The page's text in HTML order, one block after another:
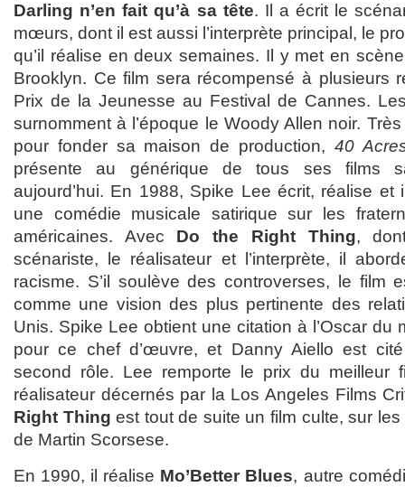
Darling n’en fait qu’à sa tête. Il a écrit le
mœurs, dont il est aussi l’interprète principal, le
qu’il réalise en deux semaines. Il y met en
Brooklyn. Ce film sera récompensé à plusieurs
Prix de la Jeunesse au Festival de Cannes.
surnomment à l’époque le Woody Allen noir.
pour fonder sa maison de production, 40
présente au générique de tous ses films
aujourd’hui. En 1988, Spike Lee écrit, réalise et
une comédie musicale satirique sur les
américaines. Avec Do the Right Thing,
scénariste, le réalisateur et l’interprète, il
racisme. S’il soulève des controverses, le film
comme une vision des plus pertinente des
Unis. Spike Lee obtient une citation à l’Oscar du
pour ce chef d’œuvre, et Danny Aiello est
second rôle. Lee remporte le prix du meilleur
réalisateur décernés par la Los Angeles Films
Right Thing est tout de suite un film culte, sur
de Martin Scorsese.
En 1990, il réalise Mo’Better Blues, autre